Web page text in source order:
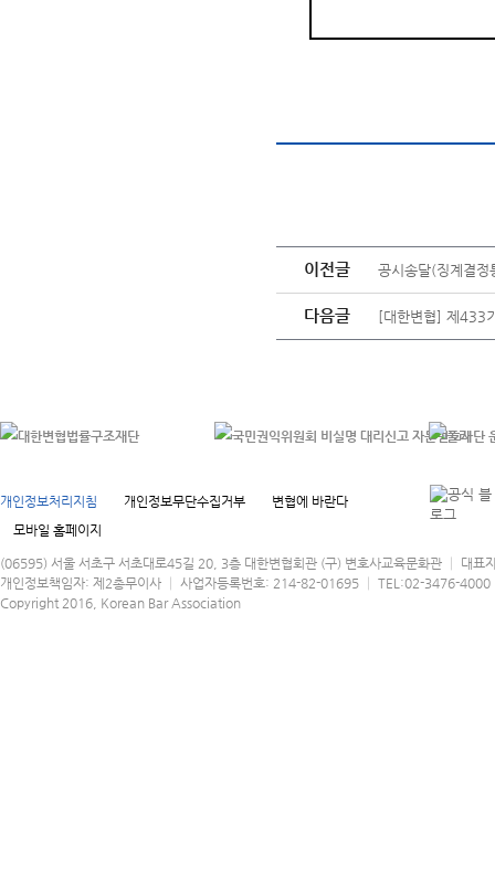
이전글 공시송달(징계결정
다음글 [대한변협] 제433
개인정보처리지침 개인정보무단수집거부
변협에 바란다
모바일 홈페이지
(06595) 서울 서초구 서초대로45길 20, 3층 대한변협회관 (구) 변호사교육문화관 │ 대표
개인정보책임자: 제2총무이사 │ 사업자등록번호: 214-82-01695 │ TEL:02-3476-
Copyright 2016, Korean Bar Association